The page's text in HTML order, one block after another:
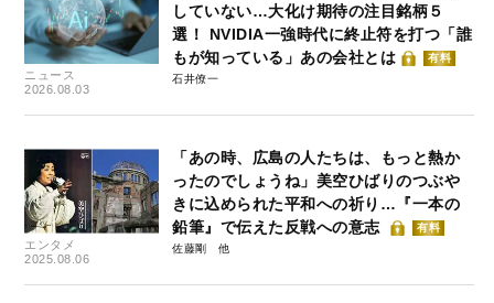
ニュース
2026.08.03
していない…大化け期待の注目銘柄５
選！ NVIDIA一強時代に終止符を打つ「誰
もが知っている」あの会社とは
有料
石井僚一
エンタメ
2025.08.06
「あの時、広島の人たちは、もっと熱か
ったのでしょうね」美空ひばりのつぶや
きに込められた平和への祈り…『一本の
鉛筆』で伝えた反戦への意志
有料
佐藤剛